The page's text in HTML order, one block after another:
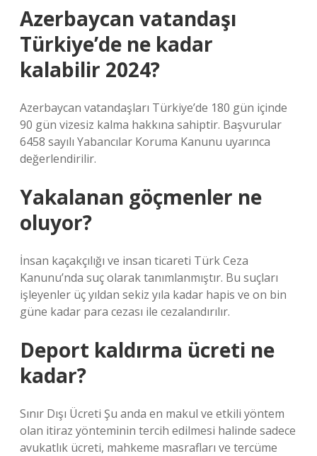
Azerbaycan vatandaşı
Türkiye’de ne kadar
kalabilir 2024?
Azerbaycan vatandaşları Türkiye’de 180 gün içinde
90 gün vizesiz kalma hakkına sahiptir. Başvurular
6458 sayılı Yabancılar Koruma Kanunu uyarınca
değerlendirilir.
Yakalanan göçmenler ne
oluyor?
İnsan kaçakçılığı ve insan ticareti Türk Ceza
Kanunu’nda suç olarak tanımlanmıştır. Bu suçları
işleyenler üç yıldan sekiz yıla kadar hapis ve on bin
güne kadar para cezası ile cezalandırılır.
Deport kaldırma ücreti ne
kadar?
Sınır Dışı Ücreti Şu anda en makul ve etkili yöntem
olan itiraz yönteminin tercih edilmesi halinde sadece
avukatlık ücreti, mahkeme masrafları ve tercüme